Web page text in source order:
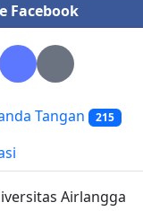
Facebook
Tangan 215
Airlangga